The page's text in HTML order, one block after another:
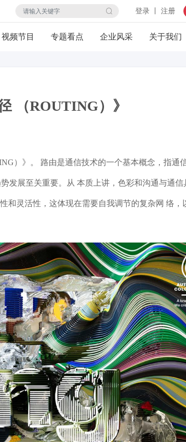
登录 丨 注册
视频节目 专题看点 企业风采 关于我们
（ROUTING）》
）》。 路由是通信技术的一个基本概念，指通
发展至关重要。从 本质上讲，色彩和沟通与通信
灵活性，这体现在需要自我调节的复杂网 络，